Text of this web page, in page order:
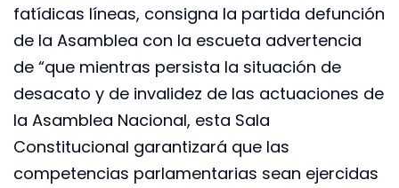
fatídicas líneas, consigna la partida defunción
de la Asamblea con la escueta advertencia
de “que mientras persista la situación de
desacato y de invalidez de las actuaciones de
la Asamblea Nacional, esta Sala
Constitucional garantizará que las
competencias parlamentarias sean ejercidas